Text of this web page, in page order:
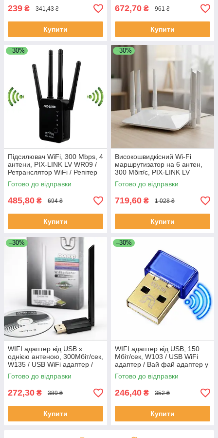
239 ₴ 341,43 ₴
Купити
672,70 ₴ 961 ₴
Купити
–30%
Підсилювач WiFi, 300 Mbps, 4
антени, PIX-LINK LV WR09 /
Ретранслятор WiFi / Репітер
WiFi / Підсилювач вайфаю
Готово до відправки
485,80 ₴ 694 ₴
Купити
–30%
Високошвидкісний Wi-Fi
маршрутизатор на 6 антен,
300 Мбіт/с, PIX-LINK LV
WR50Q / Роутер WiFi /
Маршрутизатор / Роутер для
дому
Готово до відправки
719,60 ₴ 1 028 ₴
Купити
–30%
WIFI адаптер від USB з
однією антеною, 300Мбіт/сек,
W135 / USB WiFi адаптер /
Вай фай адаптер у
комп'ютер / Міні WIFI
адаптер
Готово до відправки
272,30 ₴ 389 ₴
Купити
–30%
WIFI адаптер від USB, 150
Мбіт/сек, W103 / USB WiFi
адаптер / Вай фай адаптер у
комп'ютер / Міні WIFI
адаптер
Готово до відправки
246,40 ₴ 352 ₴
Купити